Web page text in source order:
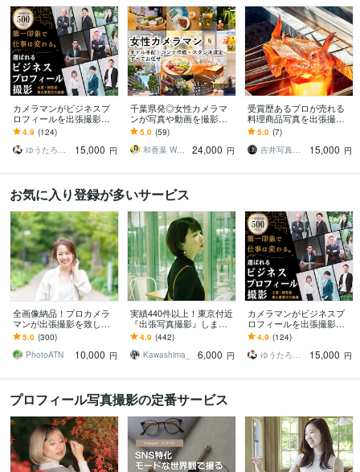
カメラマンがビジネスプ
ロフィールを出張撮影し
ます 第一印象を変えて、
クライアントから選ばれ
る写真をご提案
4.9 (124)
ゆうたろう｜選ばれる顔を仕立てる専門家
15,000 円
千葉県発◎女性カメラマ
ンが写真や動画を撮影し
ます 実績豊富なモデルの
視点で「使える！」素材
を撮影します
5.0 (59)
和香葉 Wakaba
24,000 円
受賞歴あるプロが売れる
料理商品写真を出張撮影
します 年間200件超の撮
影実績。売上に直結する
高品質な一枚を届け!
5.0 (7)
吉井写真事務所
15,000 円
お気に入り登録が多いサービス
全画像納品！プロカメラ
マンが出張撮影を致しま
す 素敵な笑顔を引き出し
ます、人物撮影お任せく
ださい
5.0 (300)
PhotoATN
10,000 円
実績440件以上！東京付近
『出張写真撮影』します
枚数制限なし！女性カメ
ラマンがプロフィールな
ど撮影
4.9 (442)
Kawashima_
6,000 円
カメラマンがビジネスプ
ロフィールを出張撮影し
ます 第一印象を変えて、
クライアントから選ばれ
る写真をご提案
4.9 (124)
ゆうたろう｜選ばれる顔を仕立てる専門家
15,000 円
プロフィール写真撮影の定番サービス